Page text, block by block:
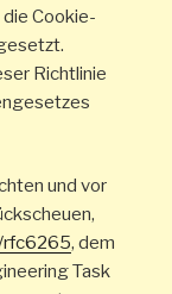
Cookie-
Richtlinie
und vor
rfc6265, dem
Task